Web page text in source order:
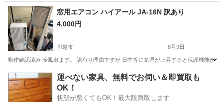
埼玉 越谷市 北越谷駅
窓用エアコン ハイアール JA-16N 訳あり
4,000円
川越市 8月9日
動作確認済み 冷風出ます。 訳有り理由ですが 日中等に気温が上昇すると保護機能が
埼玉 川越市 季節、空調家電
運べない家具、無料でお伺い＆即買取も
OK！
状態が悪くてもOK！最大限買取します